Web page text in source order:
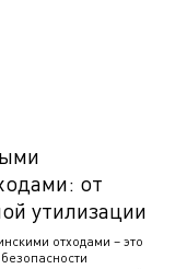
от
утилизации
отходами – это